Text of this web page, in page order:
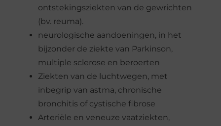
ontstekingsziekten van de gewrichten
(bv. reuma).
neurologische aandoeningen, in het
bijzonder de ziekte van Parkinson,
multiple sclerose en beroerten
Ziekten van de luchtwegen, met
inbegrip van astma, chronische
bronchitis of cystische fibrose
Arteriële en veneuze vaatziekten,